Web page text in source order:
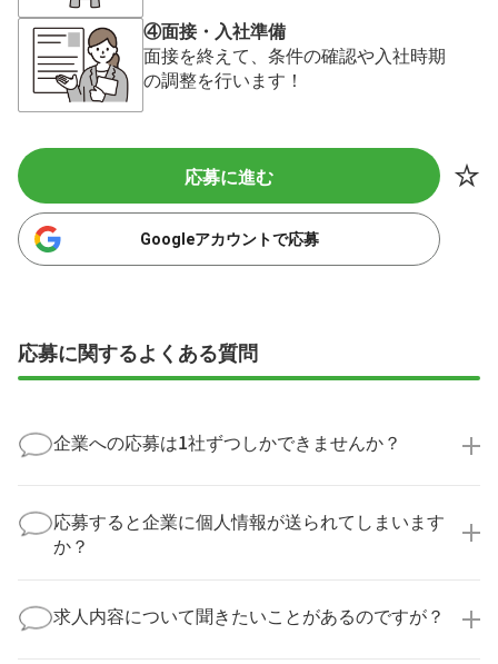
④面接・入社準備
面接を終えて、条件の確認や入社時期
の調整を行います！
応募に進む
Googleアカウントで応募
応募に関するよくある質問
企業への応募は1社ずつしかできませんか？
実際に医療キャリアナビを利用して転職に成功した方
の多くは、複数応募して自分に合った職場を選ばれて
います。
応募すると企業に個人情報が送られてしまいます
か？
業様に個人情報が送られることはありません！
より詳細な求人情報をご確認いただいた上で、転職希
求人内容について聞きたいことがあるのですが？